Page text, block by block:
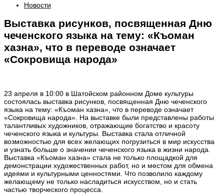
Новости
Выставка рисунков, посвященная Дню
чеченского языка на тему: «Къоман
хазна», что в переводе означает
«Сокровища народа»
23 апреля в 10:00 в Шатойском районном Доме культуры
состоялась выставка рисунков, посвященная Дню чеченского
языка на тему: «Къоман хазна», что в переводе означает
«Сокровища народа». На выставке были представлены работы
талантливых художников, отражающие богатство и красоту
чеченского языка и культуры. Выставка стала отличной
возможностью для всех желающих погрузиться в мир искусства
и узнать больше о значении чеченского языка в жизни народа.
Выставка «Къоман хазна» стала не только площадкой для
демонстрации художественных работ, но и местом для обмена
идеями и культурными ценностями. Что позволило каждому
желающему не только насладиться искусством, но и стать
частью творческого процесса.